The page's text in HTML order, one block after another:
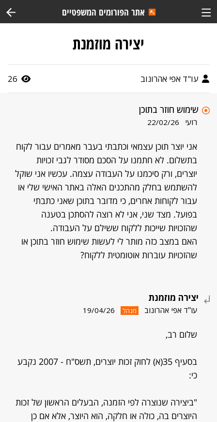
אתר הפורומים המשפטיים
יצירה מוזמנת
עו"ד אפי אהרונוב 26
שימוש חוזר בתוכן
רועי 22/02/26
אני יוצר תוכן עצמאי וכתבתי בעבר מאמרים עבור לקוח
בתשלום. לא חתמנו על הסכם מסודר לגבי זכויות
יוצרים, ורק סיכמנו על העבודה עצמה. עכשיו אני שוקל
להשתמש בחלק מהתכנים האלה באתר האישי שלי או
עבור לקוחות אחרים, כי מדובר בתוכן שאני כתבתי
בפועל. מצד שני, אני לא רוצה להסתכן בטענה
שהזכויות שייכות ללקוח ששילם על העבודה.
האם במצב כזה מותר לי לעשות שימוש חוזר בתוכן או
שהזכויות עוברות אוטומטית ללקוח?
יצירה מוזמנת
עו"ד אפי אהרונוב מנהל 19/04/26
שלום רב,
בסעיף 35(א) לחוק זכות יוצרים, תשס"ח - 2007 נקבע
כי:
"ביצירה שנוצרה לפי הזמנה, הבעלים הראשון של זכות
היוצרים בה, כולה או חלקה, הוא היוצר, אלא אם כן